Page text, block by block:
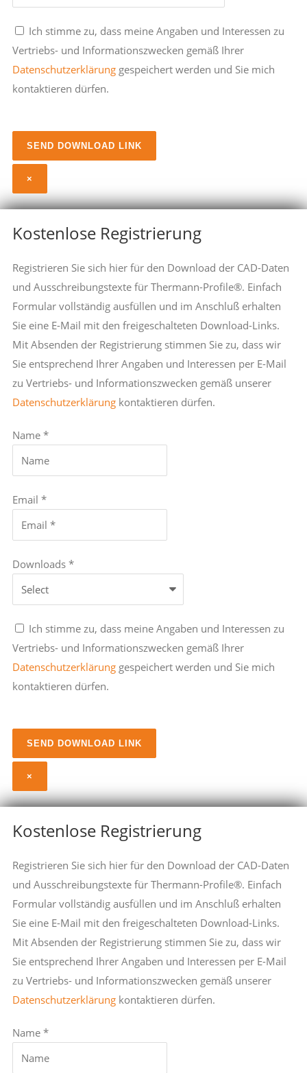
Ich stimme zu, dass meine Angaben und Interessen zu
Vertriebs- und Informationszwecken gemäß Ihrer
Datenschutzerklärung gespeichert werden und Sie mich
kontaktieren dürfen.
×
Kostenlose Registrierung
Registrieren Sie sich hier für den Download der CAD-Daten
und Ausschreibungstexte für Thermann-Profile®. Einfach
Formular vollständig ausfüllen und im Anschluß erhalten
Sie eine E-Mail mit den freigeschalteten Download-Links.
Mit Absenden der Registrierung stimmen Sie zu, dass wir
Sie entsprechend Ihrer Angaben und Interessen per E-Mail
zu Vertriebs- und Informationszwecken gemäß unserer
Datenschutzerklärung kontaktieren dürfen.
Name *
Email *
Downloads *
Ich stimme zu, dass meine Angaben und Interessen zu
Vertriebs- und Informationszwecken gemäß Ihrer
Datenschutzerklärung gespeichert werden und Sie mich
kontaktieren dürfen.
×
Kostenlose Registrierung
Registrieren Sie sich hier für den Download der CAD-Daten
und Ausschreibungstexte für Thermann-Profile®. Einfach
Formular vollständig ausfüllen und im Anschluß erhalten
Sie eine E-Mail mit den freigeschalteten Download-Links.
Mit Absenden der Registrierung stimmen Sie zu, dass wir
Sie entsprechend Ihrer Angaben und Interessen per E-Mail
zu Vertriebs- und Informationszwecken gemäß unserer
Datenschutzerklärung kontaktieren dürfen.
Name *